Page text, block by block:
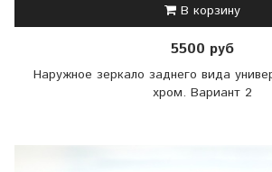
В корзину
5500 руб
Наружное зеркало заднего вида
хром. Вариант 2